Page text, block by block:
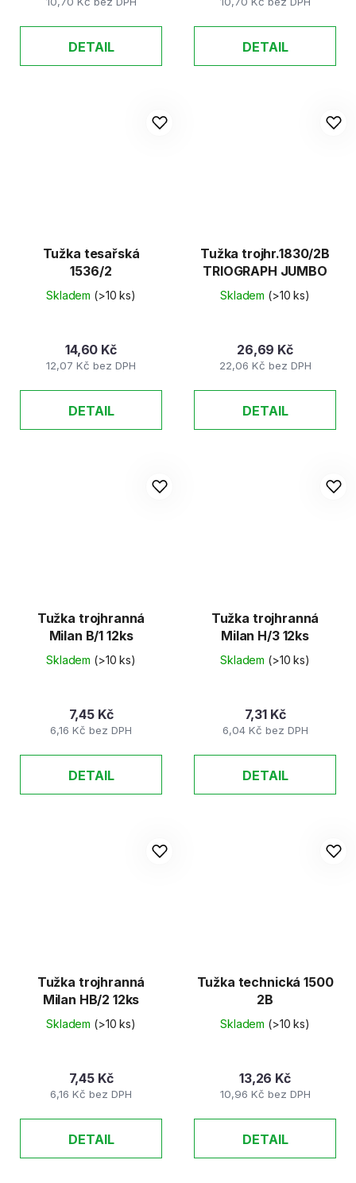
DETAIL DETAIL
Tužka tesařská
1536/2
Skladem (>10 ks)
12,07 Kč bez DPH
14,60 Kč
DETAIL
Tužka trojhr.1830/2B
TRIOGRAPH JUMBO
Skladem (>10 ks)
22,06 Kč bez DPH
26,69 Kč
DETAIL
Tužka trojhranná
Milan B/1 12ks
Skladem (>10 ks)
6,16 Kč bez DPH
7,45 Kč
DETAIL
Tužka trojhranná
Milan H/3 12ks
Skladem (>10 ks)
6,04 Kč bez DPH
7,31 Kč
DETAIL
Tužka trojhranná
Milan HB/2 12ks
Skladem (>10 ks)
6,16 Kč bez DPH
7,45 Kč
DETAIL
Tužka technická 1500
2B
Skladem (>10 ks)
10,96 Kč bez DPH
13,26 Kč
DETAIL